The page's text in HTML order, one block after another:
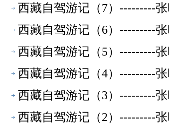
西藏自驾游记（7）---------
西藏自驾游记（6）---------
西藏自驾游记（5）---------
西藏自驾游记（4）---------
西藏自驾游记（3）---------
西藏自驾游记（2）---------